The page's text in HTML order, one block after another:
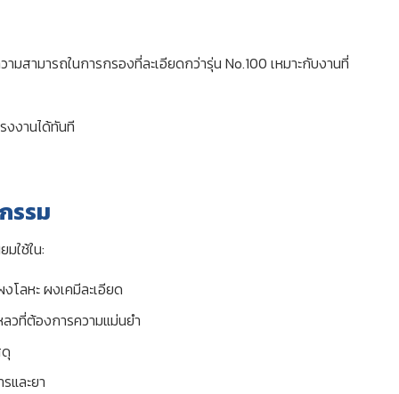
สามารถในการกรองที่ละเอียดกว่ารุ่น No.100 เหมาะกับงานที่
งงานได้ทันที
รรม
ใช้ใน:
โลหะ ผงเคมีละเอียด
วที่ต้องการความแม่นยำ
และยา